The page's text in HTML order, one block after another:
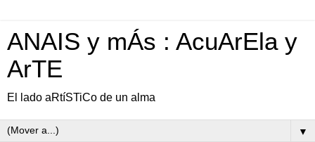
ANAIS y mÁs : AcuArEla y
ArTE
El lado aRtíSTiCo de un alma
▼